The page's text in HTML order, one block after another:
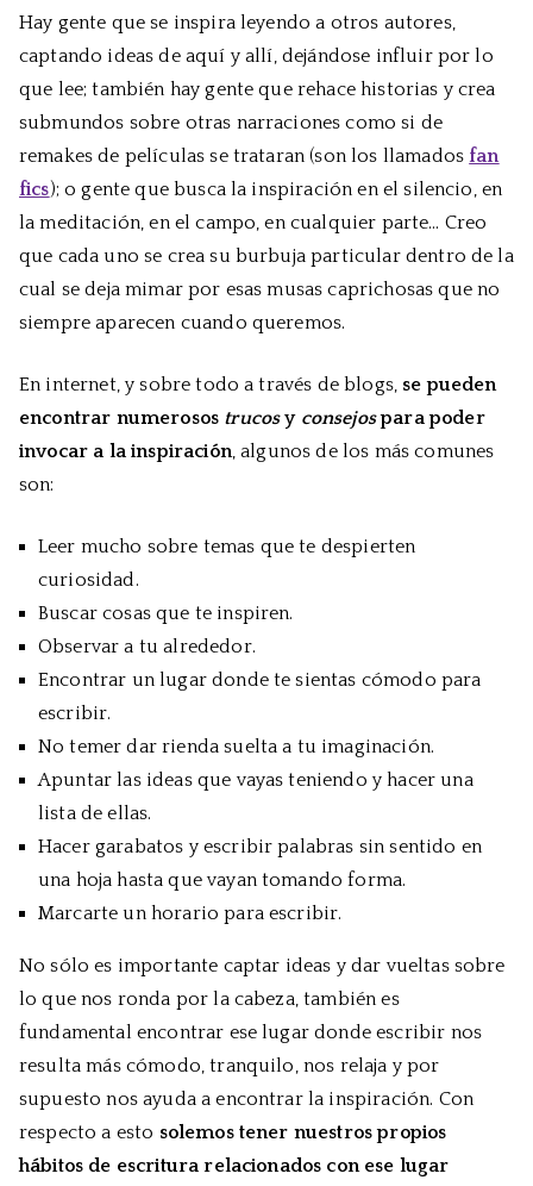
Hay gente que se inspira leyendo a otros autores,
captando ideas de aquí y allí, dejándose influir por lo
que lee; también hay gente que rehace historias y crea
submundos sobre otras narraciones como si de
remakes de películas se trataran (son los llamadosfan
fics); o gente que busca la inspiración en el silencio, en
la meditación, en el campo, en cualquier parte… Creo
que cada uno se crea su burbuja particular dentro de la
cual se deja mimar por esas musas caprichosas que no
siempre aparecen cuando queremos.
En internet, y sobre todo a través de blogs, se pueden
encontrar numerosos trucosy consejospara poder
invocar a la inspiración, algunos de los más comunes
son:
Leer mucho sobre temas que te despierten
curiosidad.
Buscar cosas que te inspiren.
Observar a tu alrededor.
Encontrar un lugar donde te sientas cómodo para
escribir.
No temer dar rienda suelta a tu imaginación.
Apuntar las ideas que vayas teniendo y hacer una
lista de ellas.
Hacer garabatos y escribir palabras sin sentido en
una hoja hasta que vayan tomando forma.
Marcarte un horario para escribir.
No sólo es importante captar ideas y dar vueltas sobre
lo que nos ronda por la cabeza, también es
fundamental encontrar ese lugar donde escribir nos
resulta más cómodo, tranquilo, nos relaja y por
supuesto nos ayuda a encontrar la inspiración. Con
respecto a esto solemos tener nuestros propios
hábitos de escritura relacionados con ese lugar